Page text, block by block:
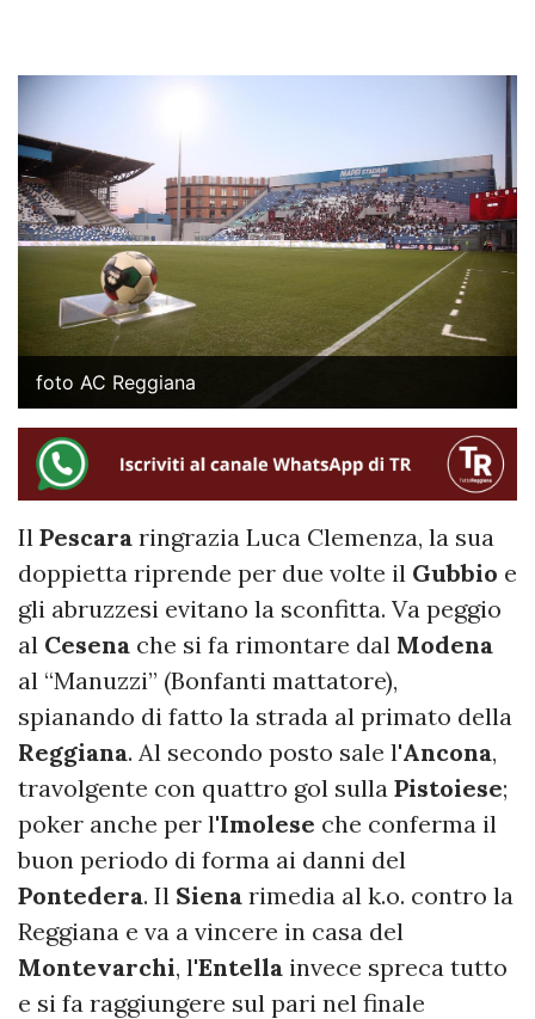
foto AC Reggiana
Il Pescara ringrazia Luca Clemenza, la sua
doppietta riprende per due volte il Gubbio e
gli abruzzesi evitano la sconfitta. Va peggio
al Cesena che si fa rimontare dal Modena
al “Manuzzi” (Bonfanti mattatore),
spianando di fatto la strada al primato della
Reggiana. Al secondo posto sale l'Ancona,
travolgente con quattro gol sulla Pistoiese;
poker anche per l'Imolese che conferma il
buon periodo di forma ai danni del
Pontedera. Il Siena rimedia al k.o. contro la
Reggiana e va a vincere in casa del
Montevarchi, l'Entella invece spreca tutto
e si fa raggiungere sul pari nel finale